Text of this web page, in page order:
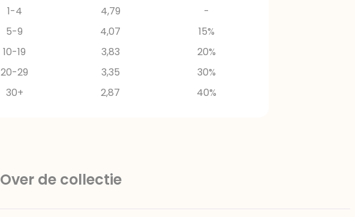
1-4
4,79
-
5-9
4,07
15%
10-19
3,83
20%
20-29
3,35
30%
30+
2,87 40%
Over de collectie